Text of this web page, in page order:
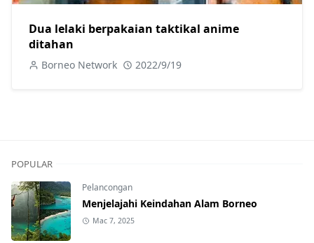
Dua lelaki berpakaian taktikal anime
ditahan
Borneo Network 2022/9/19
POPULAR
Pelancongan
Menjelajahi Keindahan Alam Borneo
Mac 7, 2025